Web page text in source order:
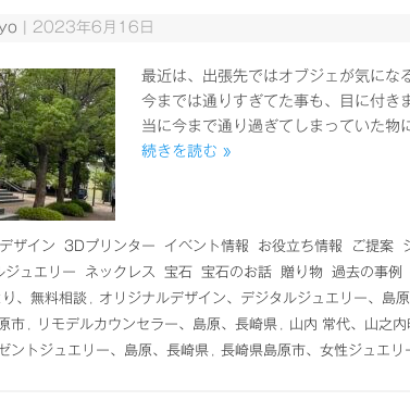
2023年6月16日
最近は、出張先ではオブジェが気にな
今までは通りすぎてた事も、目に
当に今まで通り過ぎてしまっていた
続きを読む »
ザイン 3Dプリンター イベント情報 お役立ち情報 ご提案
ジュエリー ネックレス 宝石 宝石のお話 贈り物 過去の事例
り、無料相談
オリジナルデザイン、デジタルジュエリー、島
市
リモデルカウンセラー、島原、長崎県 山内 常代、山之
ントジュエリー、島原、長崎県
長崎県島原市、女性ジュエリ